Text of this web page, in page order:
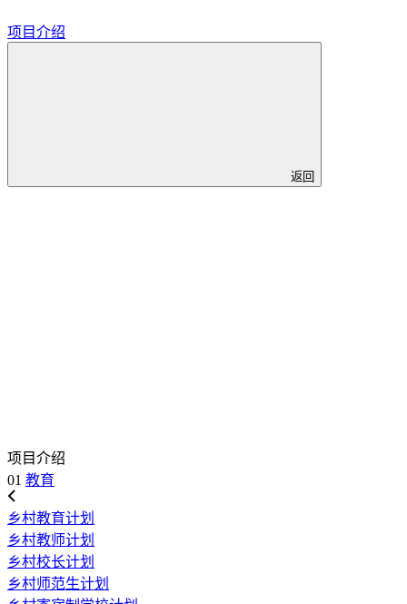
项目介绍
返回
项目介绍
01 教育
乡村教育计划
乡村教师计划
乡村校长计划
乡村师范生计划